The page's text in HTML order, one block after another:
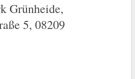
Grünheide,
5, 08209